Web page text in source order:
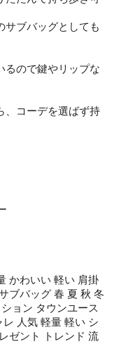
サブバッグとしても
るので鍵やリップな
、コーデを選ばず持
かわいい 軽い 肩掛
ブバッグ 春 夏 秋 冬
ョン タウンユース
人気 軽量 軽い シ
ゼント トレンド 流